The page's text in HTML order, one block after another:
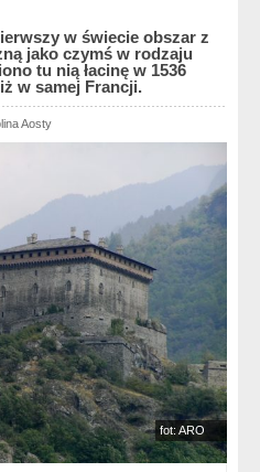
w świecie obszar z
jako czymś w rodzaju
tu nią łacinę w 1536
w samej Francji.
Aosty
fot: ARO